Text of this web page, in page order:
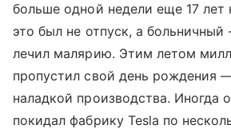
больше одной недели еще 17 лет
это был не отпуск, а
лечил малярию. Этим летом
пропустил свой день рождения
наладкой производства. Иногда
покидал фабрику Tesla по